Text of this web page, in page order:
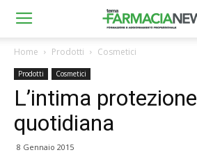
Home Prodotti Cosmetici
Prodotti Cosmetici
L’intima protezione
quotidiana
8 Gennaio 2015